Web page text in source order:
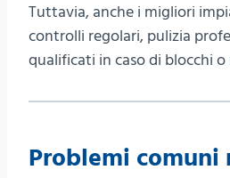
Tuttavia, anche i migliori
controlli regolari, pulizia
qualificati in caso di blocchi
Problemi comuni